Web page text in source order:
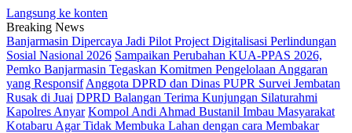
Langsung ke konten
Breaking News
Banjarmasin Dipercaya Jadi Pilot Project Digitalisasi Perlindungan
Sosial Nasional 2026 Sampaikan Perubahan KUA-PPAS 2026,
Pemko Banjarmasin Tegaskan Komitmen Pengelolaan Anggaran
yang Responsif Anggota DPRD dan Dinas PUPR Survei Jembatan
Rusak di Juai DPRD Balangan Terima Kunjungan Silaturahmi
Kapolres Anyar Kompol Andi Ahmad Bustanil Imbau Masyarakat
Kotabaru Agar Tidak Membuka Lahan dengan cara Membakar